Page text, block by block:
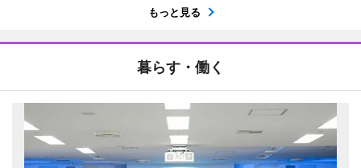
もっと見る
暮らす・働く